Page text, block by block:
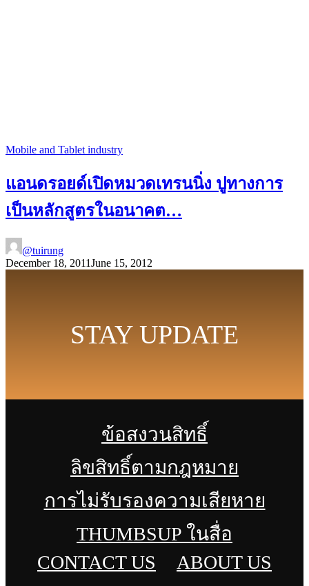
Mobile and Tablet industry
แอนดรอยด์เปิดหมวดเทรนนิ่ง ปูทางการ
เป็นหลักสูตรในอนาคต…
@tuirung
December 18, 2011June 15, 2012
STAY UPDATE
ข้อสงวนสิทธิ์
ลิขสิทธิ์ตามกฎหมาย
การไม่รับรองความเสียหาย
THUMBSUP ในสื่อ
CONTACT US
ABOUT US